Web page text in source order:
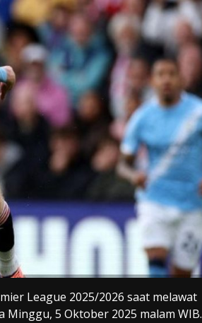
League 2025/2026 saat melawat
5 Oktober 2025 malam WIB.